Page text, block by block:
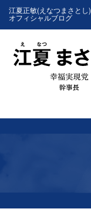
江夏正敏(えなつまさとし)
オフィシャルブログ